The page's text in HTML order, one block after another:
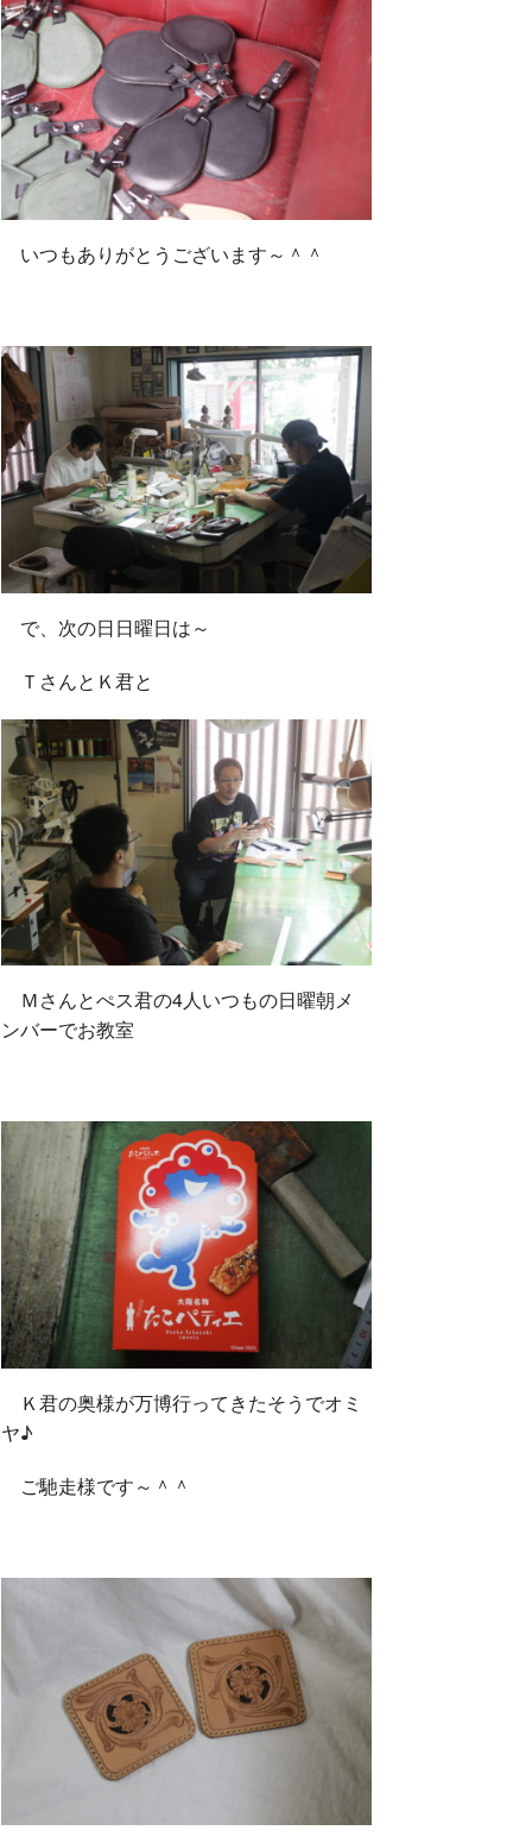
いつもありがとうございます～＾＾
で、次の日日曜日は～
ＴさんとＫ君と
Ｍさんとぺス君の4人いつもの日曜朝メ
ンバーでお教室
Ｋ君の奥様が万博行ってきたそうでオミ
ヤ♪
ご馳走様です～＾＾